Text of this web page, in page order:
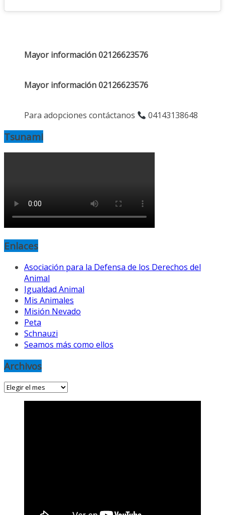
Mayor información 02126623576
Mayor información 02126623576
Para adopciones contáctanos 04143138648
Tsunami
Enlaces
Asociación para la Defensa de los Derechos del
Animal
Igualdad Animal
Mis Animales
Misión Nevado
Peta
Schnauzi
Seamos más como ellos
Archivos
Archivos